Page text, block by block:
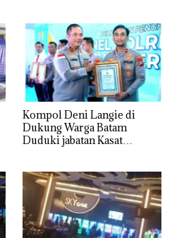
Kompol Deni Langie di
Dukung Warga Batam
Duduki jabatan Kasat